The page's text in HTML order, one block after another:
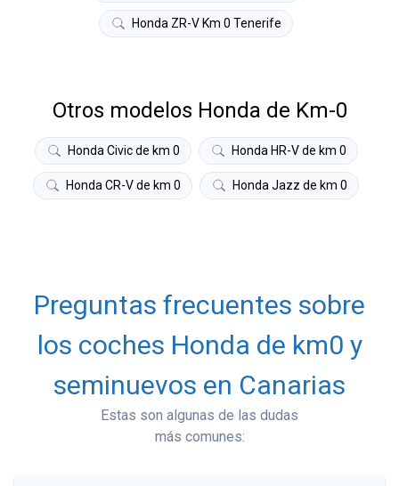
Honda ZR-V Km 0 Tenerife
Otros modelos Honda de Km-0
Honda Civic de km 0 Honda HR-V de km 0
Honda CR-V de km 0 Honda Jazz de km 0
Preguntas frecuentes sobre
los coches Honda de km0 y
seminuevos en Canarias
Estas son algunas de las dudas
más comunes: